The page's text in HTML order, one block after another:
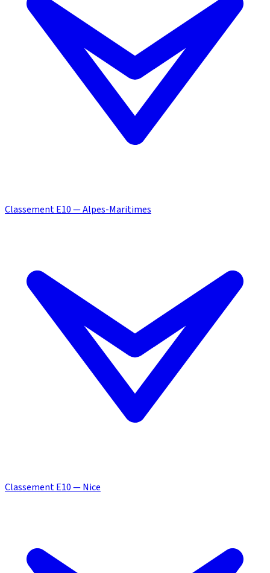
Classement E10 — Alpes-Maritimes
Classement E10 — Nice